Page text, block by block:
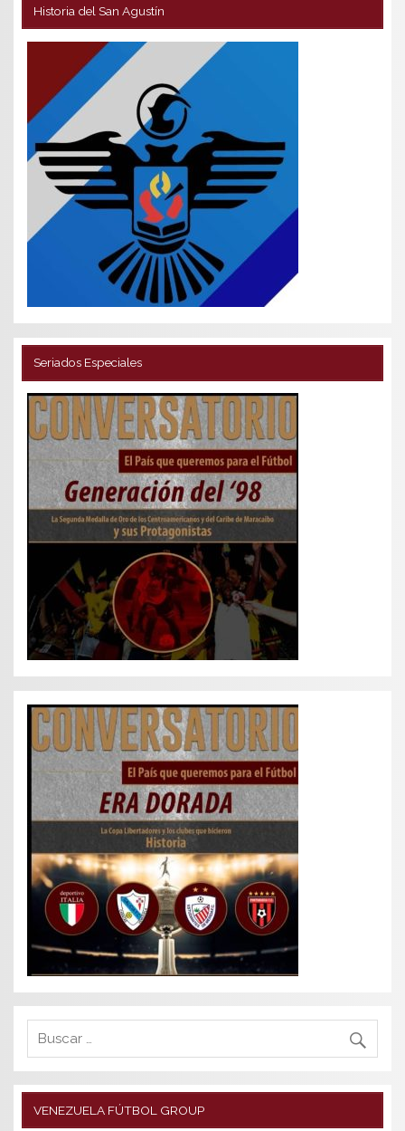
Historia del San Agustín
Seriados Especiales
VENEZUELA FÚTBOL GROUP